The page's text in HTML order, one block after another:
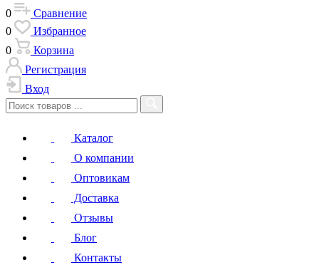
0
Сравнение
0
Избранное
0
Корзина
Регистрация
Вход
Каталог
О компании
Оптовикам
Доставка
Отзывы
Блог
Контакты